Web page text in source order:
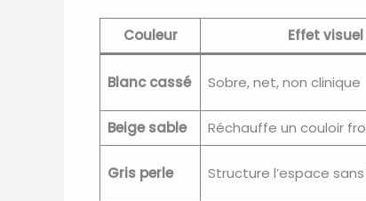
Couleur Effet visuel
Blanc cassé Sobre, net, non clinique
Beige sable
Réchauffe un couloir
Gris perle Structure l’espace sans